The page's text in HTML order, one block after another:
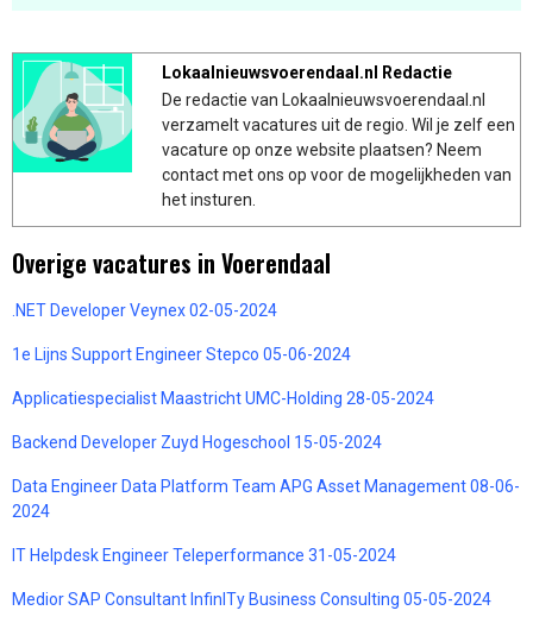
Lokaalnieuwsvoerendaal.nl Redactie
De redactie van Lokaalnieuwsvoerendaal.nl
verzamelt vacatures uit de regio. Wil je zelf een
vacature op onze website plaatsen? Neem
contact met ons op voor de mogelijkheden van
het insturen.
Overige vacatures in Voerendaal
.NET Developer Veynex 02-05-2024
1e Lijns Support Engineer Stepco 05-06-2024
Applicatiespecialist Maastricht UMC-Holding 28-05-2024
Backend Developer Zuyd Hogeschool 15-05-2024
Data Engineer Data Platform Team APG Asset Management 08-06-
2024
IT Helpdesk Engineer Teleperformance 31-05-2024
Medior SAP Consultant InfinITy Business Consulting 05-05-2024